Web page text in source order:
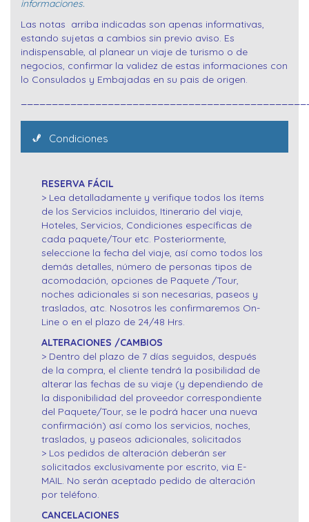
informaciones.
Las notas arriba indicadas son apenas informativas,
estando sujetas a cambios sin previo aviso. Es
indispensable, al planear un viaje de turismo o de
negocios, confirmar la validez de estas informaciones con
lo Consulados y Embajadas en su pais de origen.
Condiciones
RESERVA FÁCIL
> Lea detalladamente y verifique todos los ítems
de los Servicios incluidos, Itinerario del viaje,
Hoteles, Servicios, Condiciones específicas de
cada paquete/Tour etc. Posteriormente,
seleccione la fecha del viaje, así como todos los
demás detalles, número de personas tipos de
acomodación, opciones de Paquete /Tour,
noches adicionales si son necesarias, paseos y
traslados, atc. Nosotros les confirmaremos On-
Line o en el plazo de 24/48 Hrs.
ALTERACIONES /CAMBIOS
> Dentro del plazo de 7 días seguidos, después
de la compra, el cliente tendrá la posibilidad de
alterar las fechas de su viaje (y dependiendo de
la disponibilidad del proveedor correspondiente
del Paquete/Tour, se le podrá hacer una nueva
confirmación) así como los servicios, noches,
traslados, y paseos adicionales, solicitados
> Los pedidos de alteración deberán ser
solicitados exclusivamente por escrito, via E-
MAIL. No serán aceptado pedido de alteración
por teléfono.
CANCELACIONES